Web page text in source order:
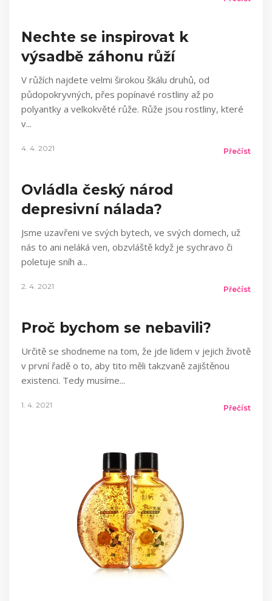
Nechte se inspirovat k
výsadbě záhonu růží
V růžích najdete velmi širokou škálu druhů, od
půdopokryvných, přes popínavé rostliny až po
polyantky a velkokvěté růže. Růže jsou rostliny, které
v
Přečíst
4. 4. 2021
Ovládla český národ
depresivní nálada?
Jsme uzavřeni ve svých bytech, ve svých domech, už
nás to ani neláká ven, obzvláště když je sychravo či
poletuje sníh a
Přečíst
2. 4. 2021
Proč bychom se nebavili?
Určitě se shodneme na tom, že jde lidem v jejich životě
v první řadě o to, aby tito měli takzvaně zajištěnou
existenci. Tedy musíme
Přečíst
1. 4. 2021